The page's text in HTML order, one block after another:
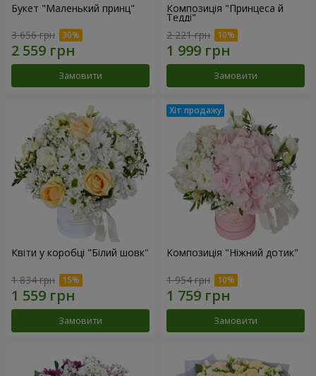
Букет "Маленький принц"
3 656 грн
Замовити
Композиція "Принцеса й
Тедді"
2 221 грн
Замовити
Квіти у коробці "Білий шовк"
1 834 грн
Замовити
Композиція "Ніжний дотик"
1 954 грн
Замовити